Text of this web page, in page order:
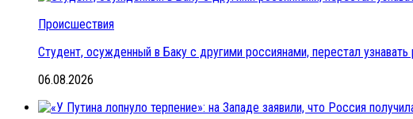
Происшествия
Студент, осужденный в Баку с другими россиянами, перестал
06.08.2026